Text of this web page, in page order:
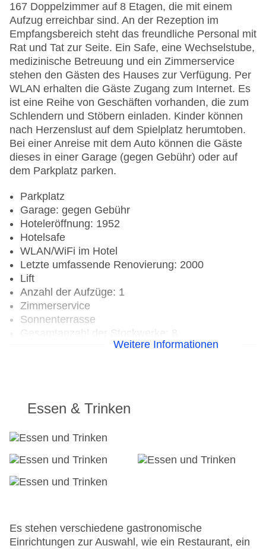
167 Doppelzimmer auf 8 Etagen, die mit einem
Aufzug erreichbar sind. An der Rezeption im
Empfangsbereich steht das freundliche Personal mit
Rat und Tat zur Seite. Ein Safe, eine Wechselstube,
medizinische Betreuung und ein Zimmerservice
stehen den Gästen des Hauses zur Verfügung. Per
WLAN erhalten die Gäste Zugang zum Internet. Es
ist eine Reihe von Geschäften vorhanden, die zum
Schlendern und Stöbern einladen. Kinder können
nach Herzenslust auf dem Spielplatz herumtoben.
Bei einer Anreise mit dem Auto können die Gäste
dieses in einer Garage (gegen Gebühr) oder auf
dem Parkplatz parken.
Parkplatz
Garage: gegen Gebühr
Hoteleröffnung: 1952
Hotelsafe
WLAN/WiFi im Hotel
Letzte umfassende Renovierung: 2000
Lift
Anzahl der Aufzüge: 1
Zimmerservice
Sonnenterrasse
Gesamtanzahl der Zimmer: 203
Weitere Informationen
Essen & Trinken
Es stehen verschiedene gastronomische
Einrichtungen zur Auswahl, wie ein Restaurant, ein